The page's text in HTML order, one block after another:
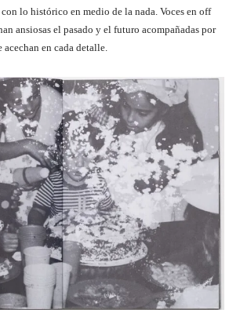
lo histórico en medio de la nada. Voces en off
ansiosas el pasado y el futuro acompañadas por
en cada detalle.